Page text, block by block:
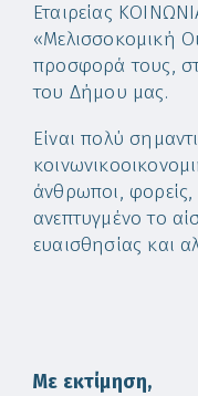
Εταιρείας
«Μελισσοκομική
προσφορά τους,
του Δήμου μας.
Είναι πολύ
άνθρωποι, φορείς,
ανεπτυγμένο το
ευαισθησίας και
Με εκτίμηση,